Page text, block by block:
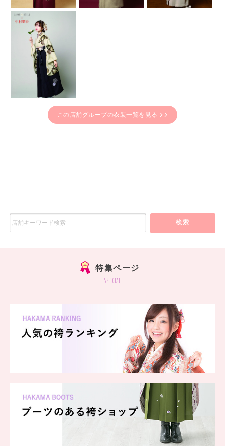
この店舗グループの衣装一覧を見る
検索
特集ページ
special